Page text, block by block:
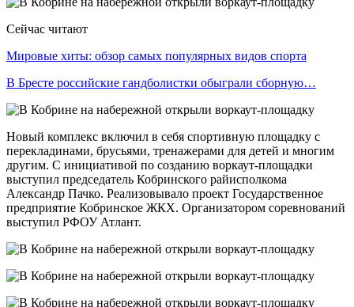
Сейчас читают
Мировые хиты: обзор самых популярных видов спорта
В Бресте российские гандболистки обыграли сборную…
Новый комплекс включил в себя спортивную площадку с
перекладинами, брусьями, тренажерами для детей и многим
другим. С инициативой по созданию воркаут-площадки
выступил председатель Кобринского райисполкома
Александр Пачко. Реализовывало проект Государственное
предприятие Кобринское ЖКХ. Организатором соревнований
выступил РФОУ Атлант.